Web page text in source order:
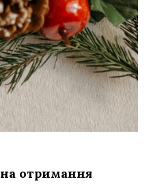
на отримання